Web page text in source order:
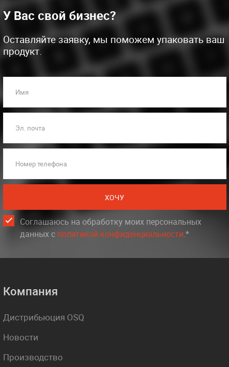
У Вас свой бизнес?
Оставляйте заявку, мы поможем упаковать ваш
продукт.
Имя
Эл. почта
Номер телефона
ХОЧУ
Соглашаюсь на обработку моих персональных
данных c политикой конфиденциальности.*
Компания
Дистрибьюция OSQ
Новости
Производство